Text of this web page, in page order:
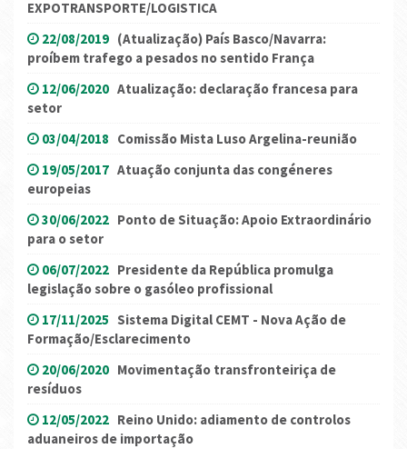
EXPOTRANSPORTE/LOGISTICA
22/08/2019 (Atualização) País Basco/Navarra:
proíbem trafego a pesados no sentido França
12/06/2020 Atualização: declaração francesa para
setor
03/04/2018 Comissão Mista Luso Argelina-reunião
19/05/2017 Atuação conjunta das congéneres
europeias
30/06/2022 Ponto de Situação: Apoio Extraordinário
para o setor
06/07/2022 Presidente da República promulga
legislação sobre o gasóleo profissional
17/11/2025 Sistema Digital CEMT - Nova Ação de
Formação/Esclarecimento
20/06/2020 Movimentação transfronteiriça de
resíduos
12/05/2022 Reino Unido: adiamento de controlos
aduaneiros de importação